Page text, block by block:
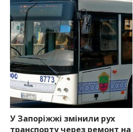
У Запоріжжі змінили рух
транспорту через ремонт на